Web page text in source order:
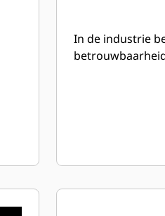
In de industrie